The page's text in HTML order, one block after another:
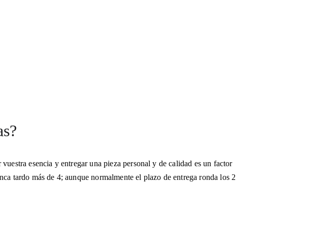
esencia y entregar una pieza personal y de calidad es un factor
tardo más de 4; aunque normalmente el plazo de entrega ronda los 2